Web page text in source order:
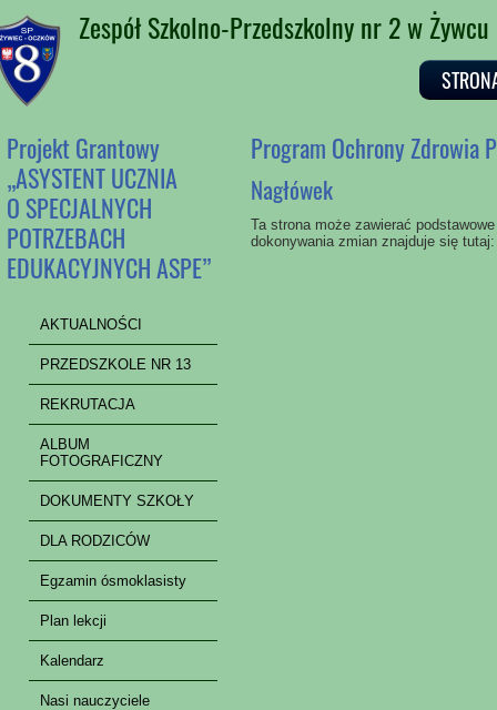
Zespół Szkolno-Przedszkolny nr 2 w Żywcu
Projekt Grantowy
„ASYSTENT UCZNIA
O SPECJALNYCH
POTRZEBACH
EDUKACYJNYCH ASPE”
AKTUALNOŚCI
PRZEDSZKOLE NR 13
REKRUTACJA
ALBUM
FOTOGRAFICZNY
DOKUMENTY SZKOŁY
DLA RODZICÓW
Egzamin ósmoklasisty
Plan lekcji
Kalendarz
Nasi nauczyciele
Program Ochrony Zdrowia
Nagłówek
Ta strona może zawierać
dokonywania zmian znajduje się